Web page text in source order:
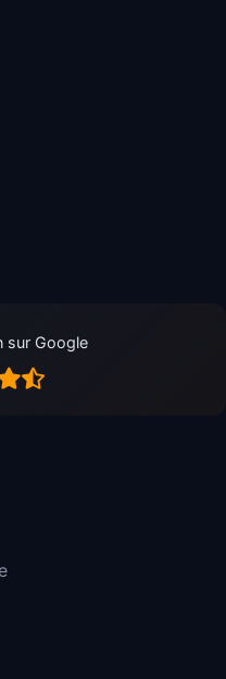
sur Google